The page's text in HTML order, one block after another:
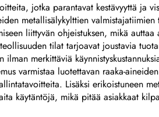
jotka parantavat kestävyyttä ja
metallisälykylttien
liittyvän ohjeistuksen, mikä
tilat tarjoavat joustavia
ilman merkittäviä
varmistaa luotettavan raaka-
Lisäksi erikoistuneen
käytäntöjä, mikä pitää asiakkaat